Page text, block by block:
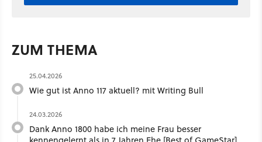
ZUM THEMA
25.04.2026
Wie gut ist Anno 117 aktuell? mit Writing Bull ​
24.03.2026
Dank Anno 1800 habe ich meine Frau besser